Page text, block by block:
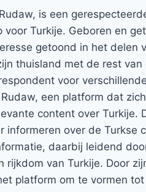
is een
Turkije. Geboren en
getoond in het delen
thuisland met de rest van
voor
een platform dat
content over Turkije.
informeren over de Turkse
daarbij leidend
rijkdom van Turkije. Door
platform om te vormen tot